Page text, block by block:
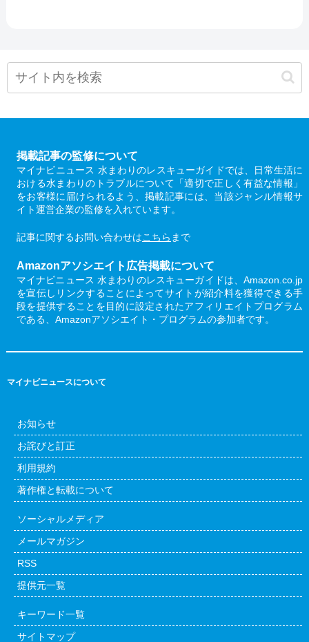
掲載記事の監修について
マイナビニュース 水まわりのレスキューガイドでは、日常生活に
おける水まわりのトラブルについて「適切で正しく有益な情報」
をお客様に届けられるよう、掲載記事には、当該ジャンル情報サ
イト運営企業の監修を入れています。
記事に関するお問い合わせはこちら まで
Amazonアソシエイト広告掲載について
マイナビニュース 水まわりのレスキューガイドは、Amazon.co.jp
を宣伝しリンクすることによってサイトが紹介料を獲得できる手
段を提供することを目的に設定されたアフィリエイトプログラム
である、Amazonアソシエイト・プログラムの参加者です。
マイナビニュースについて
お知らせ
お詫びと訂正
利用規約
著作権と転載について
ソーシャルメディア
メールマガジン
RSS
提供元一覧
キーワード一覧
サイトマップ